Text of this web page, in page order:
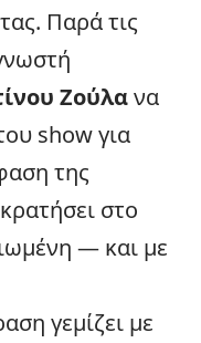
Παρά τις
Ζούλανα
show για
της
στο
— και με
γεμίζει με